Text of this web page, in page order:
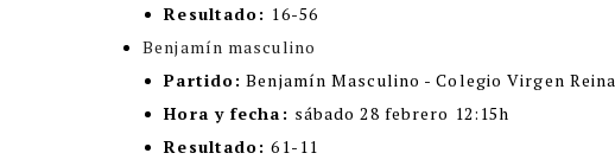
Resultado: 16-56
Benjamín masculino
Partido: Benjamín Masculino - Colegio Virgen Reina
Hora y fecha: sábado 28 febrero 12:15h
Resultado:61-11